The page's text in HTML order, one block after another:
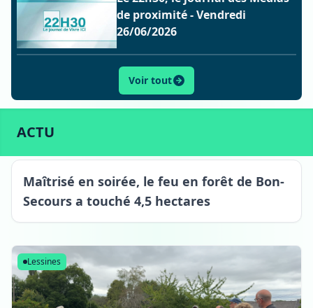
de proximité - Vendredi
26/06/2026
Voir tout
ACTU
Bon-Secours
Maîtrisé en soirée, le feu en forêt de Bon-
Secours a touché 4,5 hectares
Lessines